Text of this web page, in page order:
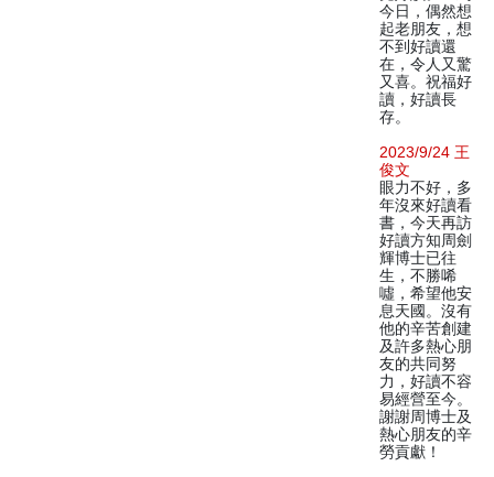
今日，偶然想
起老朋友，想
不到好讀還
在，令人又驚
又喜。祝福好
讀，好讀長
存。
2023/9/24 王
俊文
眼力不好，多
年沒來好讀看
書，今天再訪
好讀方知周劍
輝博士已往
生，不勝唏
噓，希望他安
息天國。沒有
他的辛苦創建
及許多熱心朋
友的共同努
力，好讀不容
易經營至今。
謝謝周博士及
熱心朋友的辛
勞貢獻！